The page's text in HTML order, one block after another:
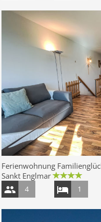
Ferienwohnung
Sankt Englmar
4 1